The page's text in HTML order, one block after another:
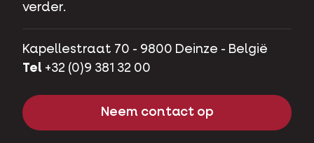
verder.
Kapellestraat 70 - 9800 Deinze - België
Tel +32 (0)9 381 32 00
Neem contact op